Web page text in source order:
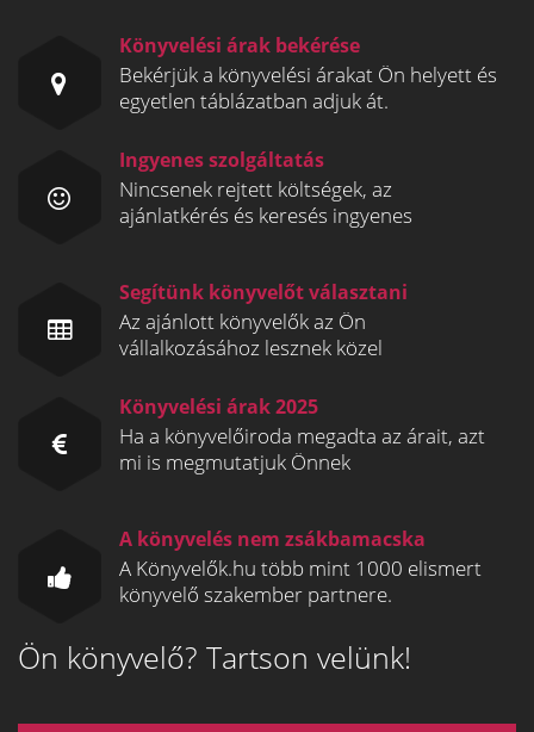
Könyvelési árak bekérése
Bekérjük a könyvelési árakat Ön helyett és
egyetlen táblázatban adjuk át.
Ingyenes szolgáltatás
Nincsenek rejtett költségek, az
ajánlatkérés és keresés ingyenes
Segítünk könyvelőt választani
Az ajánlott könyvelők az Ön
vállalkozásához lesznek közel
Könyvelési árak 2025
Ha a könyvelőiroda megadta az árait, azt
mi is megmutatjuk Önnek
A könyvelés nem zsákbamacska
A Könyvelők.hu több mint 1000 elismert
könyvelő szakember partnere.
Ön könyvelő? Tartson velünk!